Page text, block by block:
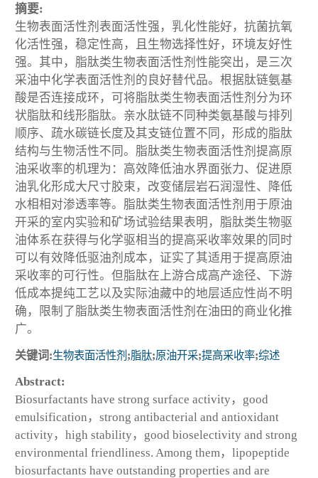
摘要:
生物表面活性剂表面活性强，乳化性能好，抗菌抗氧
化活性强，稳定性高，且生物选择性好，环境友好性
强。其中，脂肽类生物表面活性剂性能突出，是三次
采油中化学表面活性剂的良好替代品。根据肽链氨基
酸是否连接成环，可将脂肽类生物表面活性剂分为环
状脂肽和线形脂肽。亲水肽链不同种类氨基酸与排列
顺序、疏水碳链长度及其支链位置不同，形成的脂肽
结构与生物活性不同。脂肽类生物表面活性剂提高原
油采收率的机理为：高效降低油水界面张力、促进原
油乳化形成大尺寸胶束，改变储层岩石润湿性、降低
水相相对渗透率等。脂肽类生物表面活性剂用于原油
开采的室内实验和矿场试验结果表明，脂肽类生物驱
油体系在获得与化学驱相当的提高采收率效果的同时
可以有效降低驱油剂成本，证实了其适用于提高原油
采收率的可行性。但脂肽在上游合成高产途径、下游
低成本提纯工艺以及实际油藏中的地层适应性尚不明
确，限制了脂肽类生物表面活性剂在油田的商业化推
广。
关键词:生物表面活性剂 ;脂肽;原油开采;提高采收率;综述
Abstract:
Biosurfactants have strong surface activity，good
emulsification，strong antibacterial and antioxidant
activity，high stability，good bioselectivity and strong
environmental friendliness. Among them，lipopeptide
biosurfactants have outstanding properties and are